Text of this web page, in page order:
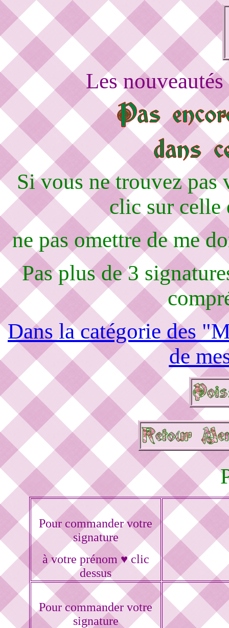
Les
Si vous ne trouvez pas
clic sur celle
ne pas omettre de me
Pas plus de 3
Dans la catégorie des
de
Pour commander votre
signature
à votre prénom ♥ clic
dessus
Pour commander votre
signature